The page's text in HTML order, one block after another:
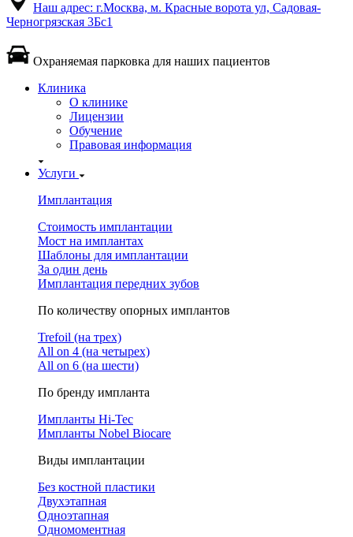
Наш адрес: г.Москва, м. Красные ворота ул, Садовая-
Черногрязская 3Бс1
Охраняемая парковка для наших пациентов
Клиника
О клинике
Лицензии
Обучение
Правовая информация
Услуги
Имплантация
Стоимость имплантации
Мост на имплантах
Шаблоны для имплантации
За один день
Имплантация передних зубов
По количеству опорных имплантов
Trefoil (на трех)
All on 4 (на четырех)
All on 6 (на шести)
По бренду импланта
Импланты Hi-Tec
Импланты Nobel Biocare
Виды имплантации
Без костной пластики
Двухэтапная
Одноэтапная
Одномоментная